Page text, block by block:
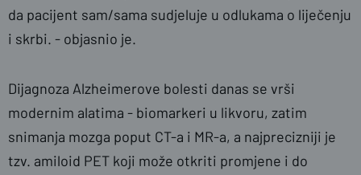
da pacijent sam/sama sudjeluje u odlukama o liječenju
i skrbi. - objasnio je.
Dijagnoza Alzheimerove bolesti danas se vrši
modernim alatima - biomarkeri u likvoru, zatim
snimanja mozga poput CT-a i MR-a, a najprecizniji je
tzv. amiloid PET koji može otkriti promjene i do